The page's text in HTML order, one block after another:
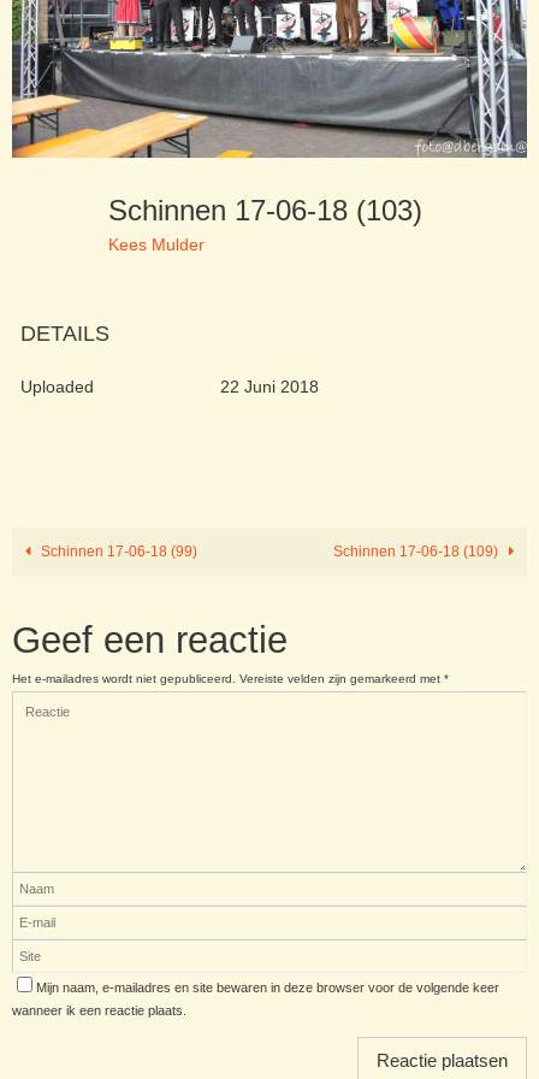
Schinnen 17-06-18 (103)
Kees Mulder
DETAILS
Uploaded 22 Juni 2018
Schinnen 17-06-18 (99) Schinnen 17-06-18 (109)
Geef een reactie
Het e-mailadres wordt niet gepubliceerd. Vereiste velden zijn gemarkeerd met *
Mijn naam, e-mailadres en site bewaren in deze browser voor de volgende keer
wanneer ik een reactie plaats.